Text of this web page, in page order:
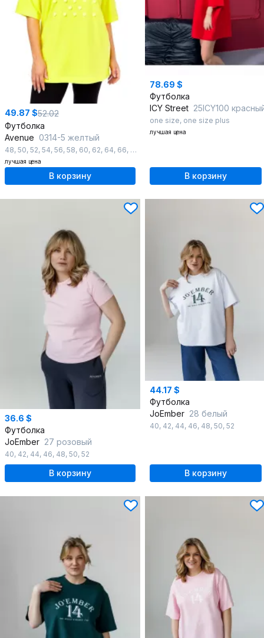
49.87 $52.02
Футболка
Avenue 0314-5 желтый
48, 50, 52, 54, 56, 58, 60, 62, 64, 66, 68
лучшая цена
В корзину
78.69 $
Футболка
ICY Street 25ICY100
one size, one size plus
лучшая цена
В корзину
36.6 $
Футболка
JoEmber 27 розовый
40, 42, 44, 46, 48, 50, 52
В корзину
44.17 $
Футболка
JoEmber 28 белый
40, 42, 44, 46, 48, 50, 52
В корзину